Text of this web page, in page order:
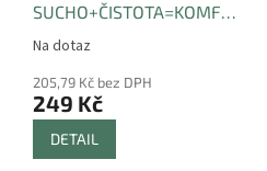
PROSTŘEDÍ
Na dotaz
205,79 Kč bez DPH
249 Kč
DETAIL